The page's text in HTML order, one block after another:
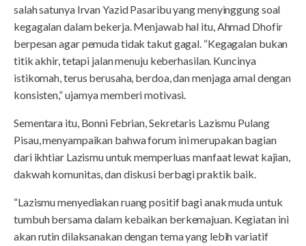
salah satunya Irvan Yazid Pasaribu yang menyinggung soal
kegagalan dalam bekerja. Menjawab hal itu, Ahmad Dhofir
berpesan agar pemuda tidak takut gagal. “Kegagalan bukan
titik akhir, tetapi jalan menuju keberhasilan. Kuncinya
istikomah, terus berusaha, berdoa, dan menjaga amal dengan
konsisten,” ujarnya memberi motivasi.
Sementara itu, Bonni Febrian, Sekretaris Lazismu Pulang
Pisau, menyampaikan bahwa forum ini merupakan bagian
dari ikhtiar Lazismu untuk memperluas manfaat lewat kajian,
dakwah komunitas, dan diskusi berbagi praktik baik.
“Lazismu menyediakan ruang positif bagi anak muda untuk
tumbuh bersama dalam kebaikan berkemajuan. Kegiatan ini
akan rutin dilaksanakan dengan tema yang lebih variatif